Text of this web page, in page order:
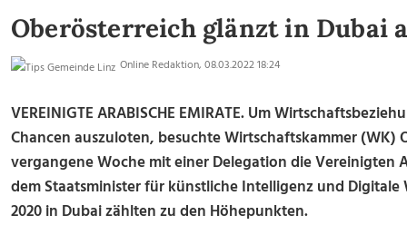
Oberösterreich glänzt in Dubai
Online Redaktion, 08.03.2022 18:24
VEREINIGTE ARABISCHE EMIRATE. Um
Chancen auszuloten, besuchte Wirtschaftskammer (WK)
vergangene Woche mit einer Delegation die Vereinigten
dem Staatsminister für künstliche Intelligenz und Digitale
2020 in Dubai zählten zu den Höhepunkten.